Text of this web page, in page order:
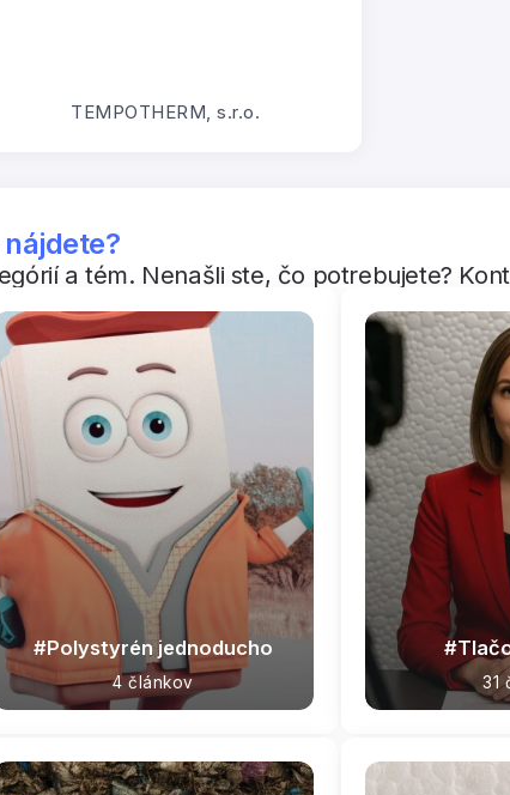
TEMPOTHERM, s.r.o.
nájdete?
a tém. Nenašli ste, čo potrebujete?
Polystyrén jednoducho
4 článkov 31